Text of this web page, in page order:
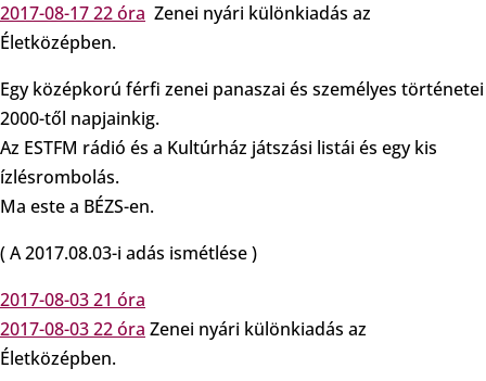
2017-08-17 22 óra Zenei nyári különkiadás az
Életközépben.
Egy középkorú férfi zenei panaszai és személyes történetei
2000-től napjainkig.
Az ESTFM rádió és a Kultúrház játszási listái és egy kis
ízlésrombolás.
Ma este a BÉZS-en.
( A 2017.08.03-i adás ismétlése )
2017-08-03 21 óra
2017-08-03 22 óra Zenei nyári különkiadás az
Életközépben.